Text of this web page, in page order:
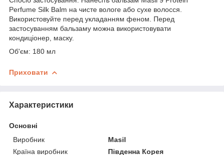
Perfume Silk Balm на чисте вологе або сухе волосся.
Використовуйте перед укладанням феном. Перед
застосуванням бальзаму можна використовувати
кондиціонер, маску.
Об'єм: 180 мл
Приховати
Характеристики
Основні
Виробник
Masil
Країна виробник
Південна Корея